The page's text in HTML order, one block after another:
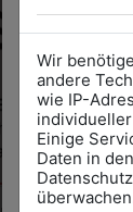
Wir
andere
wie IP-
Einige
Daten in